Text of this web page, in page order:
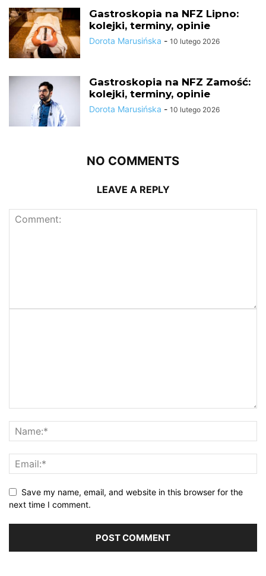
Gastroskopia na NFZ Lipno:
kolejki, terminy, opinie
Dorota Marusińska - 10 lutego 2026
Gastroskopia na NFZ Zamość:
kolejki, terminy, opinie
Dorota Marusińska - 10 lutego 2026
NO COMMENTS
LEAVE A REPLY
Save my name, email, and website in this browser for the
next time I comment.